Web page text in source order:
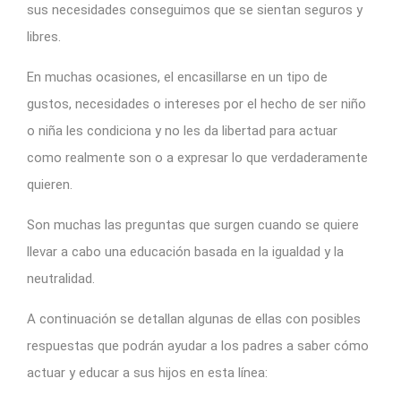
sus necesidades conseguimos que se sientan seguros y
libres.
En muchas ocasiones, el encasillarse en un tipo de
gustos, necesidades o intereses por el hecho de ser niño
o niña les condiciona y no les da libertad para actuar
como realmente son o a expresar lo que verdaderamente
quieren.
Son muchas las preguntas que surgen cuando se quiere
llevar a cabo una educación basada en la igualdad y la
neutralidad.
A continuación se detallan algunas de ellas con posibles
respuestas que podrán ayudar a los padres a saber cómo
actuar y educar a sus hijos en esta línea: